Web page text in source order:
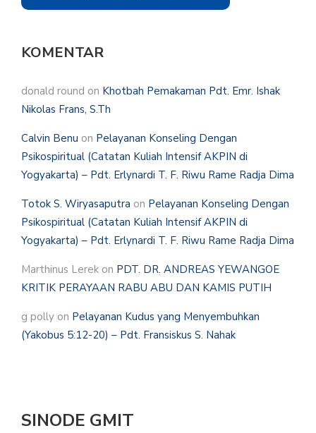
KOMENTAR
donald round on Khotbah Pemakaman Pdt. Emr. Ishak
Nikolas Frans, S.Th
Calvin Benu on Pelayanan Konseling Dengan
Psikospiritual (Catatan Kuliah Intensif AKPIN di
Yogyakarta) – Pdt. Erlynardi T. F. Riwu Rame Radja Dima
Totok S. Wiryasaputra on Pelayanan Konseling Dengan
Psikospiritual (Catatan Kuliah Intensif AKPIN di
Yogyakarta) – Pdt. Erlynardi T. F. Riwu Rame Radja Dima
Marthinus Lerek on PDT. DR. ANDREAS YEWANGOE
KRITIK PERAYAAN RABU ABU DAN KAMIS PUTIH
g polly on Pelayanan Kudus yang Menyembuhkan
(Yakobus 5:12-20) – Pdt. Fransiskus S. Nahak
SINODE GMIT